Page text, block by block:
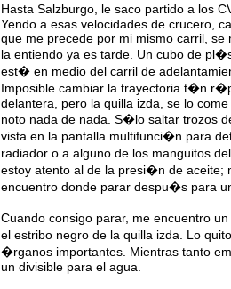
Hasta Salzburgo, le saco partido a los
Yendo a esas velocidades de crucero,
que me precede por mi mismo carril,
la entiendo ya es tarde. Un cubo de
est� en medio del carril de
Imposible cambiar la trayectoria t�n
delantera, pero la quilla izda, se lo
noto nada de nada. S�lo saltar trozos
vista en la pantalla multifunci�n para
radiador o a alguno de los manguitos
estoy atento al de la presi�n de aceite;
encuentro donde parar despu�s para
Cuando consigo parar, me encuentro
el estribo negro de la quilla izda. Lo
�rganos importantes. Mientras tanto
un divisible para el agua.